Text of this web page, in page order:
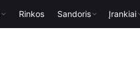
Rinkos Sandoris Įrankiai